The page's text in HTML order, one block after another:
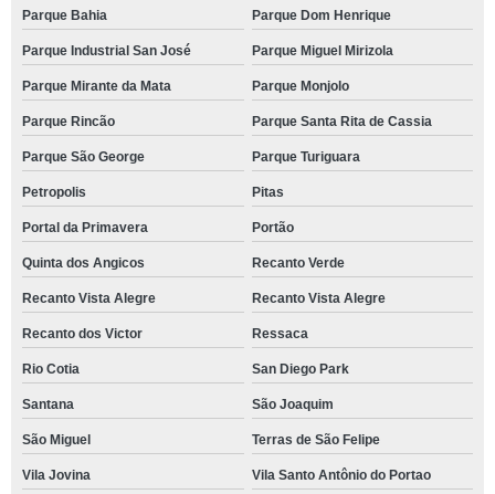
Parque Bahia Parque Dom Henrique
Parque Industrial San José Parque Miguel Mirizola
Parque Mirante da Mata Parque Monjolo
Parque Rincão Parque Santa Rita de Cassia
Parque São George Parque Turiguara
Petropolis Pitas
Portal da Primavera Portão
Quinta dos Angicos Recanto Verde
Recanto Vista Alegre Recanto Vista Alegre
Recanto dos Victor Ressaca
Rio Cotia San Diego Park
Santana São Joaquim
São Miguel Terras de São Felipe
Vila Jovina Vila Santo Antônio do Portao